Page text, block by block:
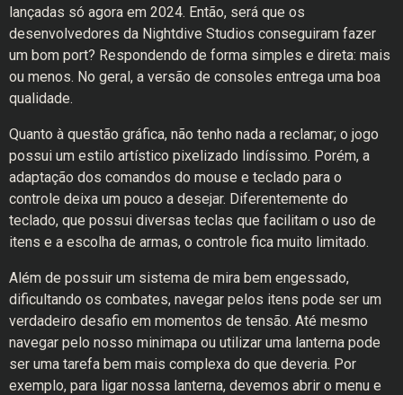
lançadas só agora em 2024. Então, será que os
desenvolvedores da Nightdive Studios conseguiram fazer
um bom port? Respondendo de forma simples e direta: mais
ou menos. No geral, a versão de consoles entrega uma boa
qualidade.
Quanto à questão gráfica, não tenho nada a reclamar; o jogo
possui um estilo artístico pixelizado lindíssimo. Porém, a
adaptação dos comandos do mouse e teclado para o
controle deixa um pouco a desejar. Diferentemente do
teclado, que possui diversas teclas que facilitam o uso de
itens e a escolha de armas, o controle fica muito limitado.
Além de possuir um sistema de mira bem engessado,
dificultando os combates, navegar pelos itens pode ser um
verdadeiro desafio em momentos de tensão. Até mesmo
navegar pelo nosso minimapa ou utilizar uma lanterna pode
ser uma tarefa bem mais complexa do que deveria. Por
exemplo, para ligar nossa lanterna, devemos abrir o menu e